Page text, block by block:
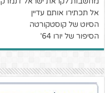
אל תכתירו אותם עדיין
הסיוט של קוסטקורטה
הסיפור של יורו 64'